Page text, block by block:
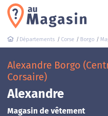
Départements Corse Borgo
Alexandre Borgo
Corsaire)
Alexandre
Magasin de vêtement